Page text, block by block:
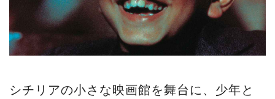
シチリアの小さな映画館を舞台に、少年と